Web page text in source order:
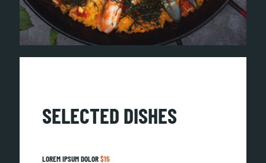
SELECTED DISHES
LOREM IPSUM DOLOR$15